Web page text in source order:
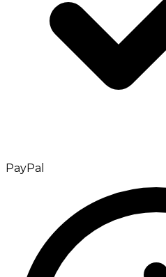
PayPal